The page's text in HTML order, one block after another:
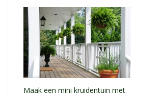
Maak een mini kruidentuin met